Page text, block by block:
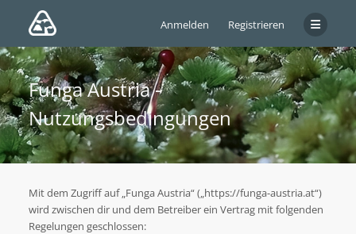
Anmelden Registrieren
Funga Austria -
Nutzungsbedingungen
Mit dem Zugriff auf „Funga Austria“ („https://funga-austria.at“)
wird zwischen dir und dem Betreiber ein Vertrag mit folgenden
Regelungen geschlossen: